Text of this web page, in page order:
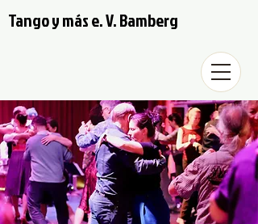
Tango y más e. V. Bamberg